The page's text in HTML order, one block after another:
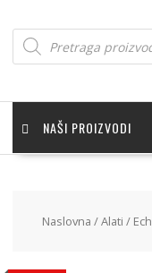
NAŠI PROIZVODI
Naslovna /Alati /